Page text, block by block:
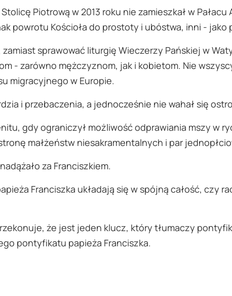
Piotrową w 2013 roku nie zamieszkał w
powrotu Kościoła do prostoty i ubóstwa, inni -
sprawować liturgię Wieczerzy Pańskiej w
- zarówno mężczyznom, jak i kobietom. Nie
migracyjnego w Europie.
i przebaczenia, a jednocześnie nie wahał się
gdy ograniczył możliwość odprawiania mszy w
małżeństw niesakramentalnych i par
za Franciszkiem.
Franciszka układają się w spójną całość, czy
że jest jeden klucz, który tłumaczy
pontyfikatu papieża Franciszka.